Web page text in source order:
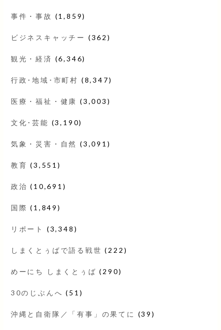
事件・事故 (1,859)
ビジネスキャッチー (362)
観光・経済 (6,346)
行政･地域･市町村 (8,347)
医療・福祉・健康 (3,003)
文化･芸能 (3,190)
気象・災害・自然 (3,091)
教育 (3,551)
政治 (10,691)
国際 (1,849)
リポート (3,348)
しまくとぅばで語る戦世 (222)
めーにち しまくとぅば (290)
30のじぶんへ (51)
沖縄と自衛隊／「有事」の果てに (39)